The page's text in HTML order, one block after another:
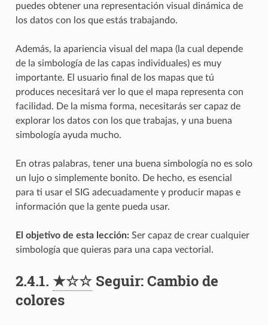
puedes obtener una representación visual dinámica de
los datos con los que estás trabajando.
Además, la apariencia visual del mapa (la cual depende
de la simbología de las capas individuales) es muy
importante. El usuario final de los mapas que tú
produces necesitará ver lo que el mapa representa con
facilidad. De la misma forma, necesitarás ser capaz de
explorar los datos con los que trabajas, y una buena
simbología ayuda mucho.
En otras palabras, tener una buena simbología no es solo
un lujo o simplemente bonito. De hecho, es esencial
para ti usar el SIG adecuadamente y producir mapas e
información que la gente pueda usar.
El objetivo de esta lección:Ser capaz de crear cualquier
simbología que quieras para una capa vectorial.
2.4.1. ★☆☆Seguir: Cambio de
colores